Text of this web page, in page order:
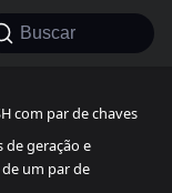
Buscar
com par de chaves
de geração e
um par de